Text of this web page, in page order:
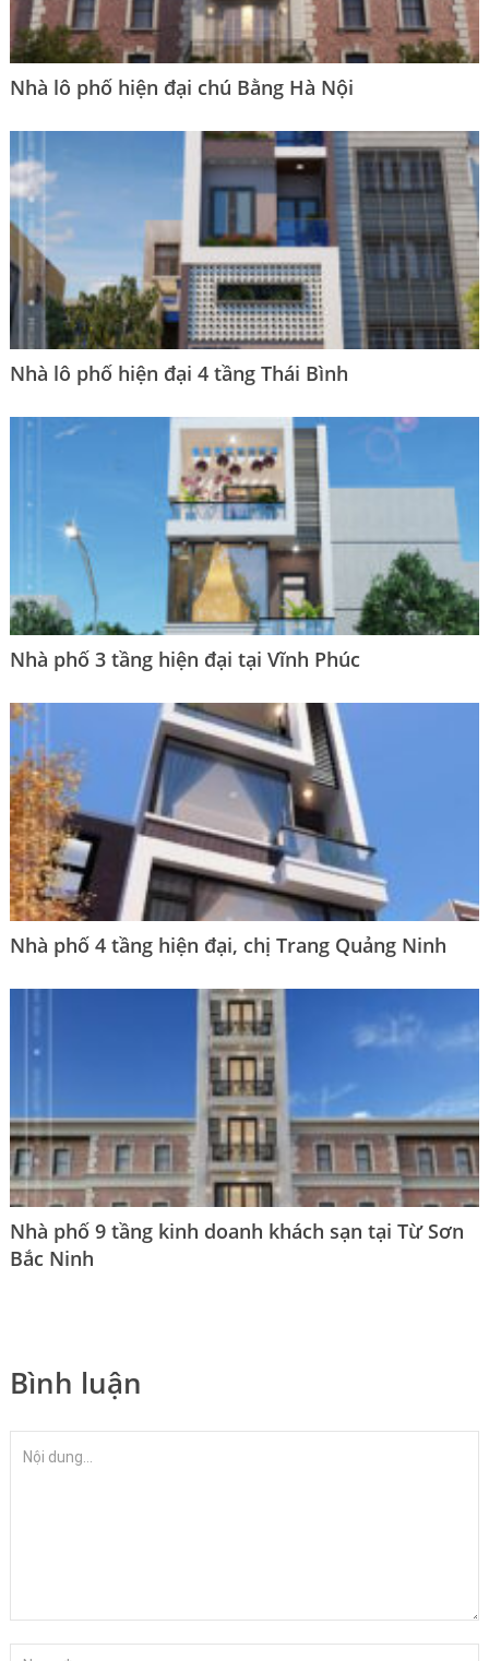
Nhà lô phố hiện đại chú Bằng Hà Nội
Nhà lô phố hiện đại 4 tầng Thái Bình
Nhà phố 3 tầng hiện đại tại Vĩnh Phúc
Nhà phố 4 tầng hiện đại, chị Trang Quảng Ninh
Nhà phố 9 tầng kinh doanh khách sạn tại Từ Sơn
Bắc Ninh
Bình luận